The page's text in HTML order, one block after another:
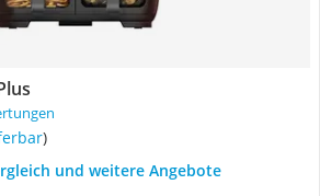
)
und weitere Angebote